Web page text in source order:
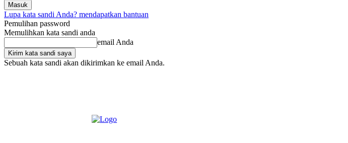
Lupa kata sandi Anda? mendapatkan bantuan
Pemulihan password
Memulihkan kata sandi anda
email Anda
Sebuah kata sandi akan dikirimkan ke email Anda.